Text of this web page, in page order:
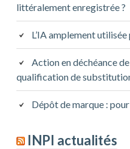
littéralement enregistrée ?
L’IA amplement
Action en déchéance
qualification de
Dépôt de marque :
INPI actualités